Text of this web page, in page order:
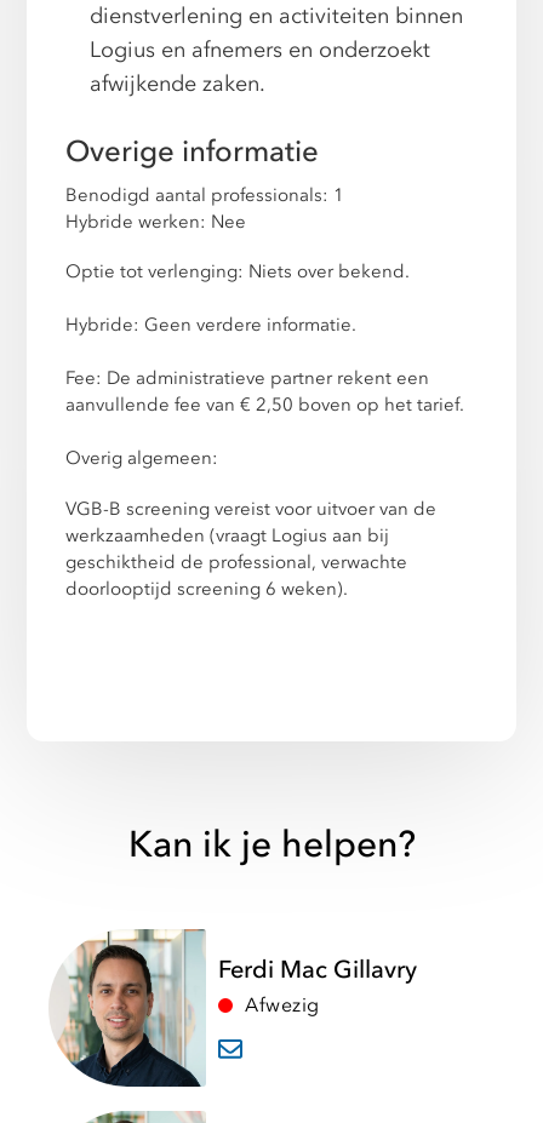
dienstverlening en activiteiten binnen
Logius en afnemers en onderzoekt
afwijkende zaken.
Overige informatie
Benodigd aantal professionals: 1
Hybride werken: Nee
Optie tot verlenging: Niets over bekend.
Hybride: Geen verdere informatie.
Fee: De administratieve partner rekent een
aanvullende fee van € 2,50 boven op het tarief.
Overig algemeen:
VGB-B screening vereist voor uitvoer van de
werkzaamheden (vraagt Logius aan bij
geschiktheid de professional, verwachte
doorlooptijd screening 6 weken).
Kan ik je helpen?
Ferdi Mac Gillavry
Afwezig